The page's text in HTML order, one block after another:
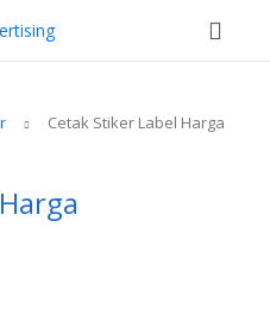
Cetak Stiker Label Harga